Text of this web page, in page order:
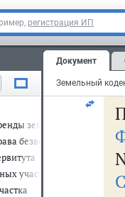
регистрация ИП
участков на
участков
земельных участков и
участок
на землю (ст. 44 - 56.1)
собственности на
постоянного
земельного участка
безвозмездного
участков для
Документ